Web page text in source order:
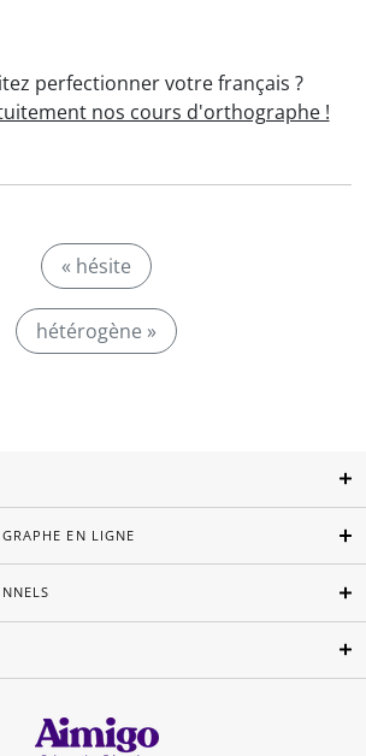
perfectionner votre français ?
nos cours d'orthographe !
« hésite
hétérogène »
EN LIGNE